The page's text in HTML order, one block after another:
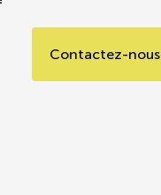
Contactez-nous